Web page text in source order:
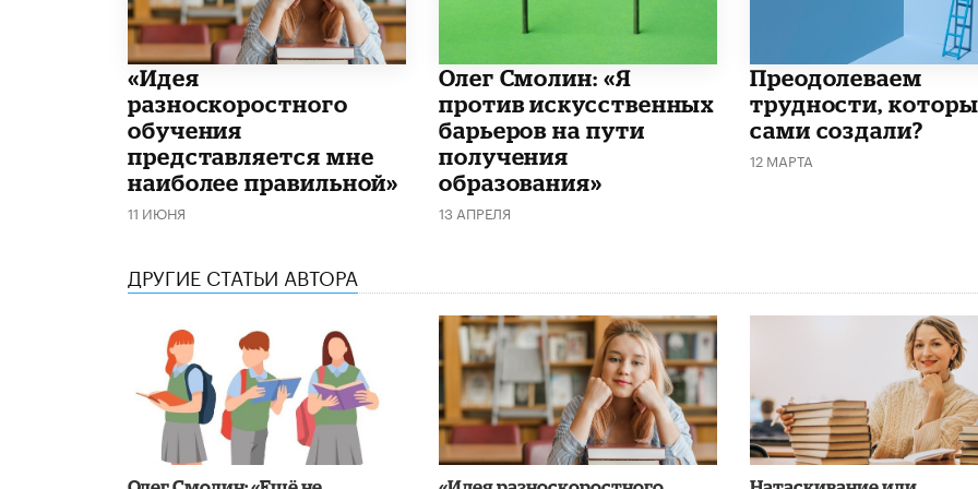
«Идея
разноскоростного
обучения
представляется мне
наиболее правильной»
11 ИЮНЯ
Олег Смолин: «Я
против искусственных
барьеров на пути
получения
образования»
13 АПРЕЛЯ
Преодолеваем
трудности,
сами создали?
12 МАРТА
ДРУГИЕ СТАТЬИ АВТОРА